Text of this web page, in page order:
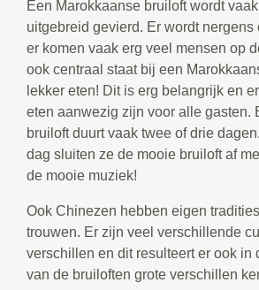
Een Marokkaanse bruiloft wordt
uitgebreid gevierd. Er wordt nergens
er komen vaak erg veel mensen op
ook centraal staat bij een
lekker eten! Dit is erg belangrijk en
eten aanwezig zijn voor alle gasten.
bruiloft duurt vaak twee of drie
dag sluiten ze de mooie bruiloft af
de mooie muziek!
Ook Chinezen hebben eigen
trouwen. Er zijn veel verschillende
verschillen en dit resulteert er ook in
van de bruiloften grote verschillen